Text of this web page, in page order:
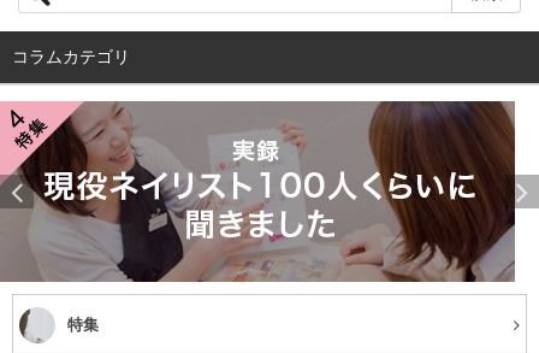
コラムカテゴリ
特集